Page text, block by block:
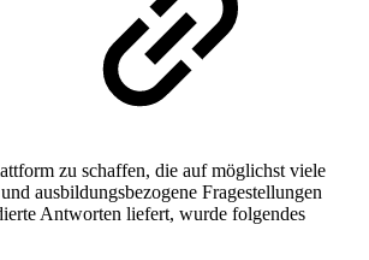
zu schaffen, die auf möglichst viele
ausbildungsbezogene Fragestellungen
Antworten liefert, wurde folgendes